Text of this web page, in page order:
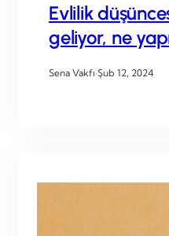
Evlilik
geliyor, ne
Sena Vakfı·Şub 12, 2024